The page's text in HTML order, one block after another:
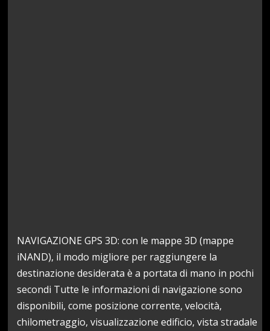
NAVIGAZIONE GPS 3D: con le mappe 3D (mappe
iNAND), il modo migliore per raggiungere la
destinazione desiderata è a portata di mano in pochi
secondi Tutte le informazioni di navigazione sono
disponibili, come posizione corrente, velocità,
chilometraggio, visualizzazione edificio, vista stradale